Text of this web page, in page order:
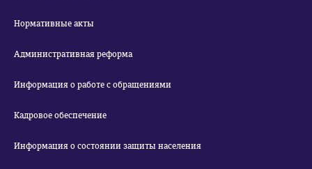
Нормативные акты
Административная реформа
Информация о работе с обращениями
Кадровое обеспечение
Информация о состоянии защиты населения